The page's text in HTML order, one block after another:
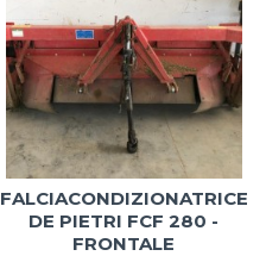
FALCIACONDIZIONATRICE
DE PIETRI FCF 280 -
FRONTALE